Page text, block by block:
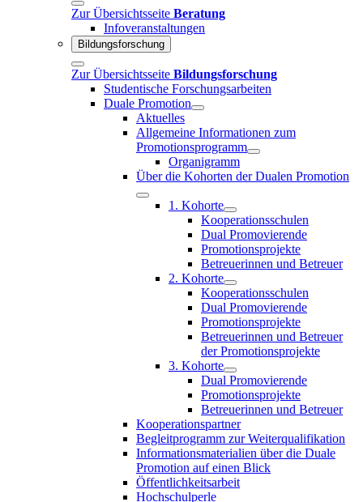
Zur Übersichtsseite Beratung
Infoveranstaltungen
Bildungsforschung
Zur Übersichtsseite Bildungsforschung
Studentische Forschungsarbeiten
Duale Promotion
Aktuelles
Allgemeine Informationen zum
Promotionsprogramm
Organigramm
Über die Kohorten der Dualen Promotion
1. Kohorte
Kooperationsschulen
Dual Promovierende
Promotionsprojekte
Betreuerinnen und Betreuer
2. Kohorte
Kooperationsschulen
Dual Promovierende
Promotionsprojekte
Betreuerinnen und Betreuer
der Promotionsprojekte
3. Kohorte
Dual Promovierende
Promotionsprojekte
Betreuerinnen und Betreuer
Kooperationspartner
Begleitprogramm zur Weiterqualifikation
Informationsmaterialien über die Duale
Promotion auf einen Blick
Öffentlichkeitsarbeit
Hochschulperle